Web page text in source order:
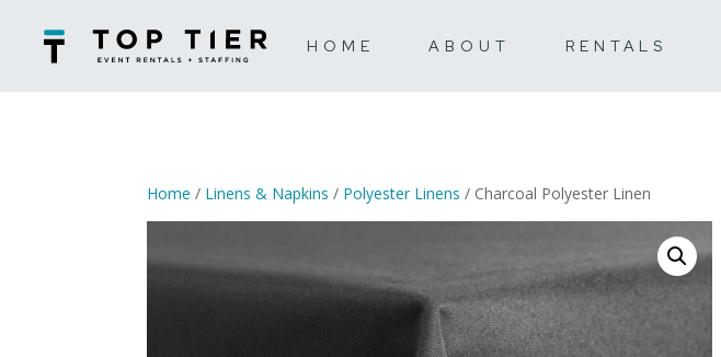
HOME ABOUT RENTALS
Home / Linens & Napkins / Polyester Linens / Charcoal Polyester Linen